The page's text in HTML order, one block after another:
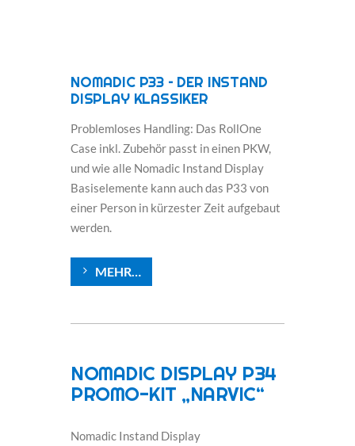
NOMADIC P33 – DER INSTAND
DISPLAY KLASSIKER
Problemloses Handling: Das RollOne
Case inkl. Zubehör passt in einen PKW,
und wie alle Nomadic Instand Display
Basiselemente kann auch das P33 von
einer Person in kürzester Zeit aufgebaut
werden.
MEHR…
NOMADIC DISPLAY P34
PROMO-KIT „NARVIC“
Nomadic Instand Display